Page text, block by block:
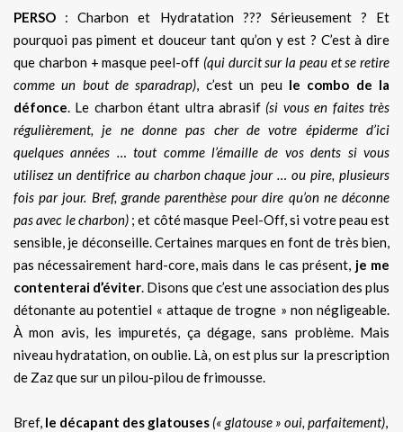
PERSO : Charbon et Hydratation ??? Sérieusement ? Et
pourquoi pas piment et douceur tant qu’on y est ? C’est à dire
que charbon + masque peel-off (qui durcit sur la peau et se retire
comme un bout de sparadrap), c’est un peule combo de la
défonce. Le charbon étant ultra abrasif (si vous en faites très
régulièrement, je ne donne pas cher de votre épiderme d’ici
quelques années … tout comme l’émaille de vos dents si vous
utilisez un dentifrice au charbon chaque jour … ou pire, plusieurs
fois par jour. Bref, grande parenthèse pour dire qu’on ne déconne
pas avec le charbon); et côté masque Peel-Off, si votre peau est
sensible, je déconseille. Certaines marques en font de très bien,
pas nécessairement hard-core, mais dans le cas présent, je me
contenterai d’éviter. Disons que c’est une association des plus
détonante au potentiel « attaque de trogne » non négligeable.
À mon avis, les impuretés, ça dégage, sans problème. Mais
niveau hydratation, on oublie. Là, on est plus sur la prescription
de Zaz que sur un pilou-pilou de frimousse.
Bref, le décapant des glatouses (« glatouse » oui, parfaitement),